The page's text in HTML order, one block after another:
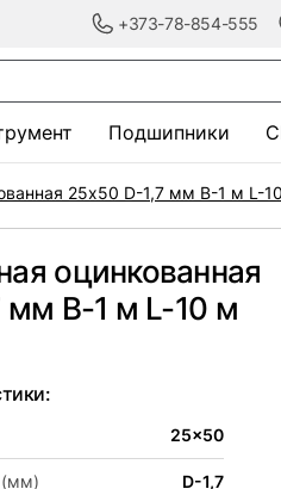
+373-78-854-555
Подшипники
25х50 D-1,7 мм B-1 м L-
оцинкованная
мм B-1 м L-10 м
25x50
(мм) D-1,7